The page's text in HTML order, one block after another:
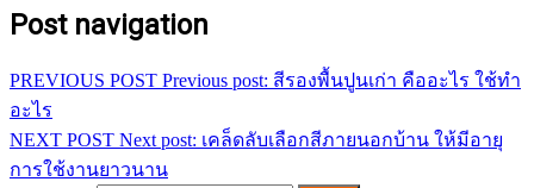
Post navigation
PREVIOUS POST Previous post: สีรองพื้นปูนเก่า คืออะไร ใช้ทำ
อะไร
NEXT POST Next post: เคล็ดลับเลือกสีภายนอกบ้าน ให้มีอายุ
การใช้งานยาวนาน